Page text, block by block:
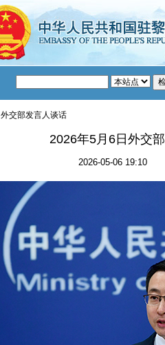
外交部发言人谈话
2026年5月6日外交
2026-05-06 19:10